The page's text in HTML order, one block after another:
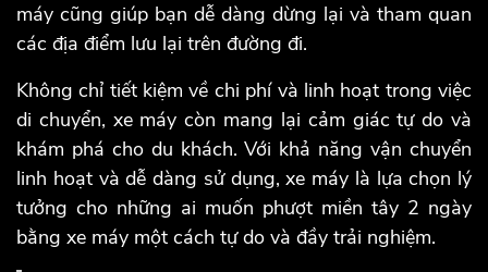
máy cũng giúp bạn dễ dàng dừng lại và tham quan
các địa điểm lưu lại trên đường đi.
Không chỉ tiết kiệm về chi phí và linh hoạt trong việc
di chuyển, xe máy còn mang lại cảm giác tự do và
khám phá cho du khách. Với khả năng vận chuyển
linh hoạt và dễ dàng sử dụng, xe máy là lựa chọn lý
tưởng cho những ai muốn phượt miền tây 2 ngày
bằng xe máy một cách tự do và đầy trải nghiệm.